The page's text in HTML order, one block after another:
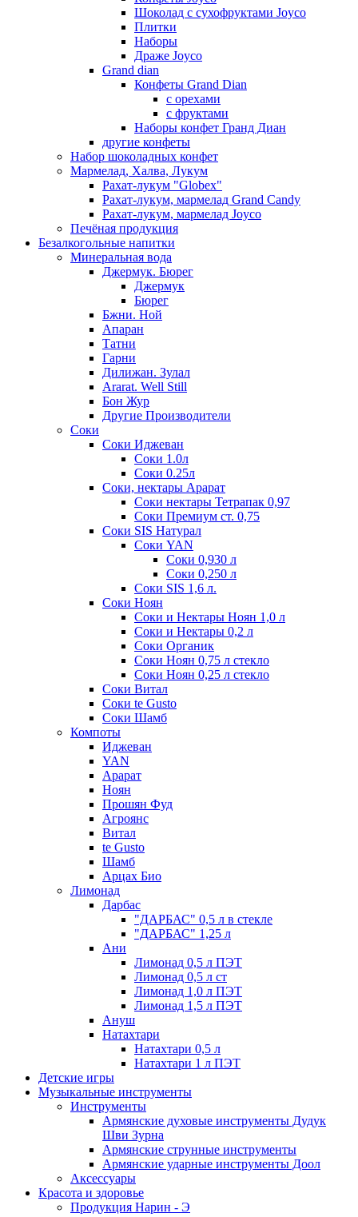
Шоколад с сухофруктами Joyco
Плитки
Наборы
Драже Joyco
Grand dian
Конфеты Grand Dian
с орехами
с фруктами
Наборы конфет Гранд Диан
другие конфеты
Набор шоколадных конфет
Мармелад, Халва, Лукум
Рахат-лукум "Globex"
Рахат-лукум, мармелад Grand Candy
Рахат-лукум, мармелад Joyco
Печёная продукция
Безалкогольные напитки
Минеральная вода
Джермук. Бюрег
Джермук
Бюрег
Бжни. Ной
Апаран
Татни
Гарни
Дилижан. Зулал
Ararat. Well Still
Бон Жур
Другие Производители
Соки
Соки Иджеван
Соки 1.0л
Соки 0.25л
Соки, нектары Арарат
Соки нектары Тетрапак 0,97
Соки Премиум ст. 0,75
Соки SIS Натурал
Соки YAN
Соки 0,930 л
Соки 0,250 л
Соки SIS 1,6 л.
Соки Ноян
Соки и Нектары Ноян 1,0 л
Соки и Нектары 0,2 л
Соки Органик
Соки Ноян 0,75 л стекло
Соки Ноян 0,25 л стекло
Соки Витал
Соки te Gusto
Соки Шамб
Компоты
Иджеван
YAN
Арарат
Ноян
Прошян Фуд
Агроянс
Витал
te Gusto
Шамб
Арцах Био
Лимонад
Дарбас
"ДАРБАС" 0,5 л в стекле
"ДАРБАС" 1,25 л
Ани
Лимонад 0,5 л ПЭТ
Лимонад 0,5 л ст
Лимонад 1,0 л ПЭТ
Лимонад 1,5 л ПЭТ
Ануш
Натахтари
Натахтари 0,5 л
Натахтари 1 л ПЭТ
Детские игры
Музыкальные инструменты
Инструменты
Армянские духовые инструменты Дудук
Шви Зурна
Армянские струнные инструменты
Армянские ударные инструменты Доол
Аксессуары
Красота и здоровье
Продукция Нарин - Э